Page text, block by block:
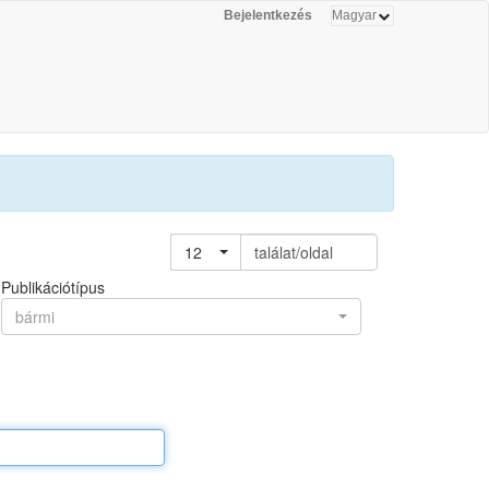
Bejelentkezés
12
találat/oldal
Publikációtípus
bármi